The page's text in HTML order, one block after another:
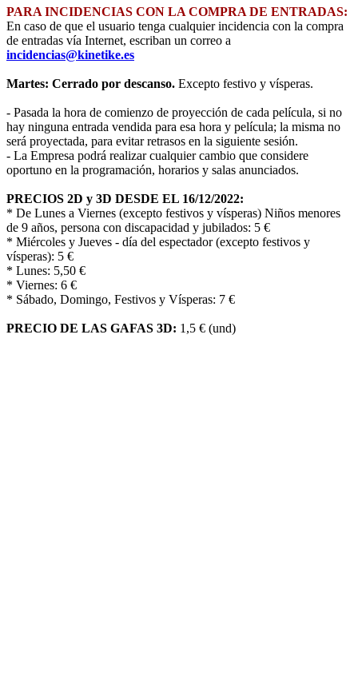
PARA INCIDENCIAS CON LA COMPRA DE ENTRADAS:
En caso de que el usuario tenga cualquier incidencia con la compra
de entradas vía Internet, escriban un correo a
incidencias@kinetike.es
Martes: Cerrado por descanso. Excepto festivo y vísperas.
- Pasada la hora de comienzo de proyección de cada película, si no
hay ninguna entrada vendida para esa hora y película; la misma no
será proyectada, para evitar retrasos en la siguiente sesión.
- La Empresa podrá realizar cualquier cambio que considere
oportuno en la programación, horarios y salas anunciados.
PRECIOS 2D y 3D DESDE EL 16/12/2022:
* De Lunes a Viernes (excepto festivos y vísperas) Niños menores
de 9 años, persona con discapacidad y jubilados: 5 €
* Miércoles y Jueves - día del espectador (excepto festivos y
vísperas): 5 €
* Lunes: 5,50 €
* Viernes: 6 €
* Sábado, Domingo, Festivos y Vísperas: 7 €
PRECIO DE LAS GAFAS 3D: 1,5 € (und)